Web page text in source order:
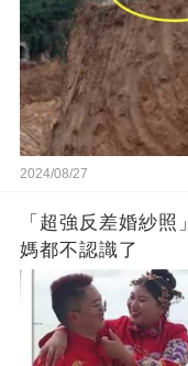
2024/08/27
「超強反差婚紗
媽都不認識了